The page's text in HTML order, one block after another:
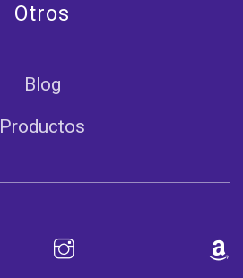
Otros
Blog
Productos